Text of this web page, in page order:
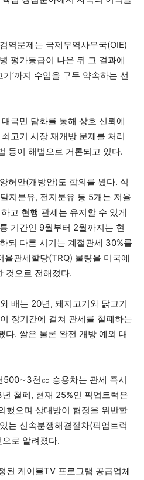
역문제는 국제무역사무국(OIE)
평가등급이 나온 뒤 그 결과에
’까지 수입을 구두 약속하는 선
국민 담화를 통해 상호 신뢰에
고기 시장 재개방 문제를 처리
등이 해법으로 거론되고 있다.
허안(개방안)도 합의를 봤다. 식
지분유, 전지분유 등 5개는 저율
고 현행 관세는 유지할 수 있게
기간인 9월부터 2월까지는 현
되 다른 시기는 계절관세 30%를
관세할당(TRQ) 물량을 미국에
것으로 전해졌다.
배는 20년, 돼지고기와 닭고기
장기간에 걸쳐 관세를 철폐하는
다. 쌀은 물론 완전 개방 예외 대
500∼3천㏄ 승용차는 관세 즉시
철폐, 현재 25%인 픽업트럭은
했으며 상대방이 협정을 위반할
는 신속분쟁해결절차(픽업트럭
로 알려졌다.
된 케이블TV 프로그램 공급업체